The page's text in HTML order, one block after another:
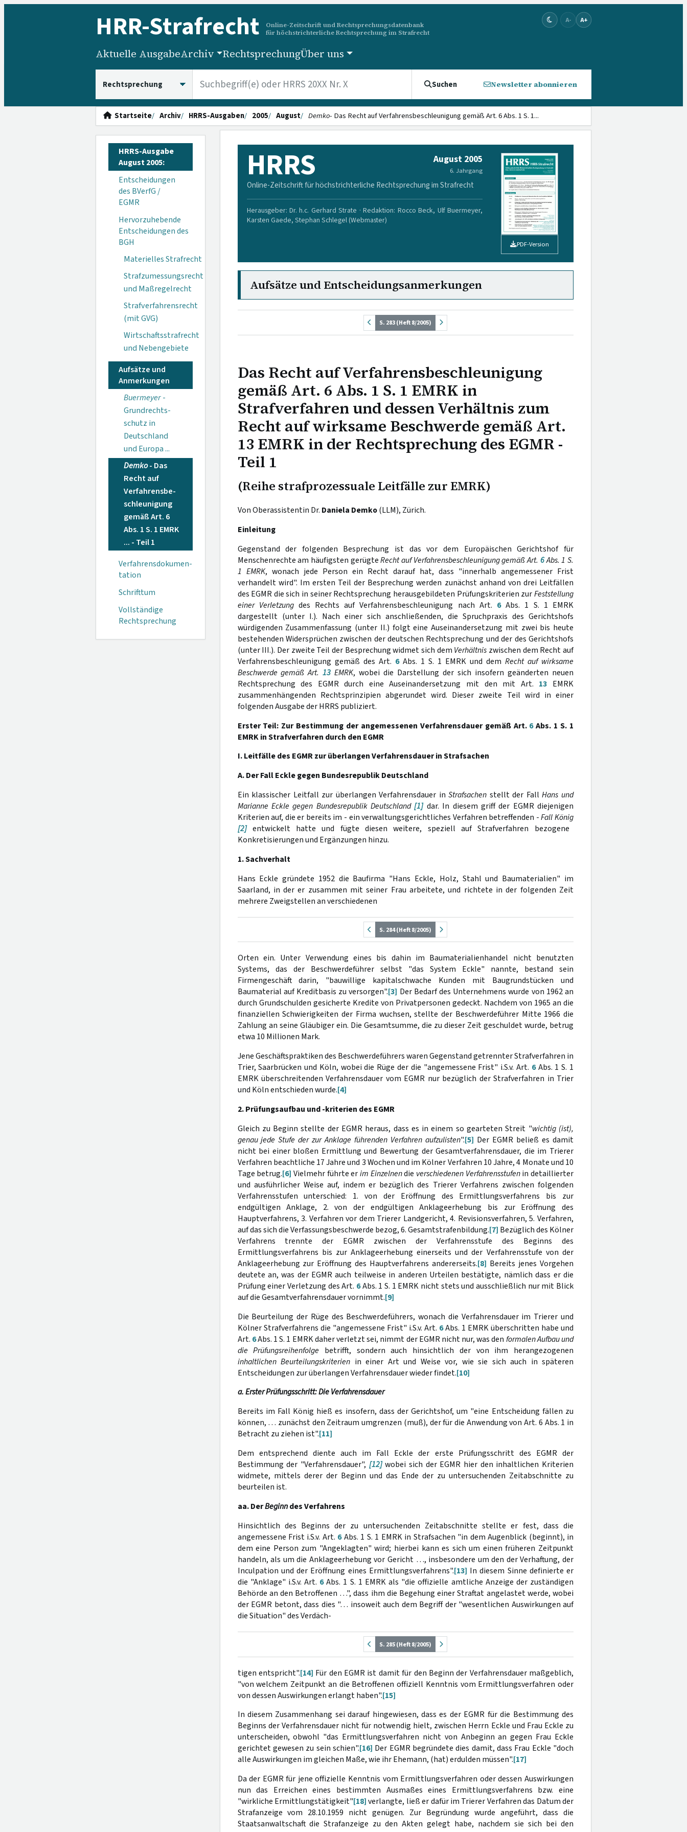
HRR-Strafrecht
Online-Zeitschrift und Rechtsprechungsdatenbank
für höchstrichterliche Rechtsprechung im Strafrecht
A- A+
Aktuelle AusgabeArchiv RechtsprechungÜber uns
Suchen Newsletter abonnieren
Startseite Archiv HRRS-Ausgaben 2005 August Demko- Das Recht auf Verfahrensbe­schleunigung ge­mäß Art. 6 Abs. 1 S. 1...
HRRS-Ausgabe
August 2005:
Entscheidungen
des BVerfG /
EGMR
Hervorzuhebende
Entscheidungen des
BGH
Materielles Strafrecht
Strafzumessungsrecht
und Maßregelrecht
Strafverfahrensrecht
(mit GVG)
Wirtschaftsstrafrecht
und Nebengebiete
Aufsätze und
Anmerkungen
Buermeyer-
Grundrechts­
schutz in
Deutsch­land
und Europa ...
Demko- Das
Recht auf
Verfahrensbe­
schleunigung
ge­mäß Art. 6
Abs. 1 S. 1 EMRK
... - Teil 1
Verfahrensdokumen­
tation
Schrifttum
Vollständige
Rechtsprechung
HRRS August 2005
6. Jahrgang
Online-Zeitschrift für höchstrichterliche Rechtsprechung im Strafrecht
Herausgeber: Dr. h.c. Gerhard Strate · Redaktion: Rocco Beck, Ulf Buermeyer,
Karsten Gaede, Stephan Schlegel (Webmaster)
PDF-Version
Aufsätze und Entscheidungsanmerkungen
S. 283 (Heft 8/2005)
Das Recht auf Verfahrensbeschleunigung
gemäß Art. 6 Abs. 1 S. 1 EMRK in
Strafverfahren und dessen Verhältnis zum
Recht auf wirksame Beschwerde gemäß Art.
13 EMRK in der Rechtsprechung des EGMR -
Teil 1
(Reihe strafprozessuale Leitfälle zur EMRK)
Von Oberassistentin Dr. Daniela Demko(LLM), Zürich.
Einleitung
Gegenstand der folgenden Besprechung ist das vor dem Europäischen Gerichtshof für
Menschenrechte am häufigsten gerügteRecht auf Verfahrensbeschleunigung gemäß Art. 6Abs. 1 S.
1 EMRK, wonach jede Person ein Recht darauf hat, dass "innerhalb angemessener Frist
verhandelt wird". Im ersten Teil der Besprechung werden zunächst anhand von drei Leitfällen
des EGMR die sich in seiner Rechtsprechung herausgebildeten Prüfungskriterien zurFeststellung
einer Verletzung des Rechts auf Verfahrensbeschleunigung nach Art. 6Abs. 1 S. 1 EMRK
dargestellt (unter I.). Nach einer sich anschließenden, die Spruchpraxis des Gerichtshofs
würdigenden Zusammenfassung (unter II.) folgt eine Auseinandersetzung mit zwei bis heute
bestehenden Widersprüchen zwischen der deutschen Rechtsprechung und der des Gerichtshofs
(unter III.). Der zweite Teil der Besprechung widmet sich dem Verhältnis zwischen dem Recht auf
Verfahrensbeschleunigung gemäß des Art. 6Abs. 1 S. 1 EMRK und dem Recht auf wirksame
Beschwerde gemäß Art.13 EMRK, wobei die Darstellung der sich insofern geänderten neuen
Rechtsprechung des EGMR durch eine Auseinandersetzung mit den mit Art. 13 EMRK
zusammenhängenden Rechtsprinzipien abgerundet wird. Dieser zweite Teil wird in einer
folgenden Ausgabe der HRRS publiziert.
Erster Teil: Zur Bestimmung der angemessenen Verfahrensdauer gemäß Art. 6Abs. 1 S. 1
EMRK in Strafverfahren durch den EGMR
I. Leitfälle des EGMR zur überlangen Verfahrensdauer in Strafsachen
A. Der Fall Eckle gegen Bundesrepublik Deutschland
Ein klassischer Leitfall zur überlangen Verfahrensdauer inStrafsachen stellt der FallHans und
Marianne Eckle gegen Bundesrepublik Deutschland [1] dar. In diesem griff der EGMR diejenigen
Kriterien auf, die er bereits im - ein verwaltungsgerichtliches Verfahren betreffenden -Fall König
[2] entwickelt hatte und fügte diesen weitere, speziell auf Strafverfahren bezogene
Konkretisierungen und Ergänzungen hinzu.
1. Sachverhalt
Hans Eckle gründete 1952 die Baufirma "Hans Eckle, Holz, Stahl und Baumaterialien" im
Saarland, in der er zusammen mit seiner Frau arbeitete, und richtete in der folgenden Zeit
mehrere Zweigstellen an verschiedenen
S. 284 (Heft 8/2005)
Orten ein. Unter Verwendung eines bis dahin im Baumaterialienhandel nicht benutzten
Systems, das der Beschwerdeführer selbst "das System Eckle" nannte, bestand sein
Firmengeschäft darin, "bauwillige kapitalschwache Kunden mit Baugrundstücken und
Baumaterial auf Kreditbasis zu versorgen".[3] Der Bedarf des Unternehmens wurde von 1962 an
durch Grundschulden gesicherte Kredite von Privatpersonen gedeckt. Nachdem von 1965 an die
finanziellen Schwierigkeiten der Firma wuchsen, stellte der Beschwerdeführer Mitte 1966 die
Zahlung an seine Gläubiger ein. Die Gesamtsumme, die zu dieser Zeit geschuldet wurde, betrug
etwa 10 Millionen Mark.
Jene Geschäftspraktiken des Beschwerdeführers waren Gegenstand getrennter Strafverfahren in
Trier, Saarbrücken und Köln, wobei die Rüge der die "angemessene Frist" i.S.v. Art. 6Abs. 1 S. 1
EMRK überschreitenden Verfahrensdauer vom EGMR nur bezüglich der Strafverfahren in Trier
und Köln entschieden wurde.[4]
2. Prüfungsaufbau und -kriterien des EGMR
Gleich zu Beginn stellte der EGMR heraus, dass es in einem so gearteten Streit "wichtig (ist),
genau jede Stufe der zur Anklage führenden Verfahren aufzulisten".[5] Der EGMR beließ es damit
nicht bei einer bloßen Ermittlung und Bewertung der Gesamtverfahrensdauer, die im Trierer
Verfahren beachtliche 17 Jahre und 3 Wochen und im Kölner Verfahren 10 Jahre, 4 Monate und 10
Tage betrug.[6] Vielmehr führte erim Einzelnendie verschiedenen Verfahrensstufenin detaillierter
und ausführlicher Weise auf, indem er bezüglich des Trierer Verfahrens zwischen folgenden
Verfahrensstufen unterschied: 1. von der Eröffnung des Ermittlungsverfahrens bis zur
endgültigen Anklage, 2. von der endgültigen Anklageerhebung bis zur Eröffnung des
Hauptverfahrens, 3. Verfahren vor dem Trierer Landgericht, 4. Revisionsverfahren, 5. Verfahren,
auf das sich die Verfassungsbeschwerde bezog, 6. Gesamtstrafenbildung.[7] Bezüglich des Kölner
Verfahrens trennte der EGMR zwischen der Verfahrensstufe des Beginns des
Ermittlungsverfahrens bis zur Anklageerhebung einerseits und der Verfahrensstufe von der
Anklageerhebung zur Eröffnung des Hauptverfahrens andererseits.[8] Bereits jenes Vorgehen
deutete an, was der EGMR auch teilweise in anderen Urteilen bestätigte, nämlich dass er die
Prüfung einer Verletzung des Art. 6Abs. 1 S. 1 EMRK nicht stets und ausschließlich nur mit Blick
auf die Gesamtverfahrensdauer vornimmt.[9]
Die Beurteilung der Rüge des Beschwerdeführers, wonach die Verfahrensdauer im Trierer und
Kölner Strafverfahrens die "angemessene Frist" i.S.v. Art. 6Abs. 1 EMRK überschritten habe und
Art. 6Abs. 1 S. 1 EMRK daher verletzt sei, nimmt der EGMR nicht nur, was den formalen Aufbau und
die Prüfungsreihenfolge betrifft, sondern auch hinsichtlich der von ihm herangezogenen
inhaltlichen Beurteilungskriterien in einer Art und Weise vor, wie sie sich auch in späteren
Entscheidungen zur überlangen Verfahrensdauer wieder findet.[10]
a. Erster Prüfungsschritt: Die Verfahrensdauer
Bereits im Fall König hieß es insofern, dass der Gerichtshof, um "eine Entscheidung fällen zu
können, … zunächst den Zeitraum umgrenzen (muß), der für die Anwendung von Art. 6 Abs. 1 in
Betracht zu ziehen ist".[11]
Dem entsprechend diente auch im Fall Eckle der erste Prüfungsschritt des EGMR der
Bestimmung der "Verfahrensdauer", [12] wobei sich der EGMR hier den inhaltlichen Kriterien
widmete, mittels derer der Beginn und das Ende der zu untersuchenden Zeitabschnitte zu
beurteilen ist.
aa. DerBeginndes Verfahrens
Hinsichtlich des Beginns der zu untersuchenden Zeitabschnitte stellte er fest, dass die
angemessene Frist i.S.v. Art. 6Abs. 1 S. 1 EMRK in Strafsachen "in dem Augenblick (beginnt), in
dem eine Person zum "Angeklagten" wird; hierbei kann es sich um einen früheren Zeitpunkt
handeln, als um die Anklageerhebung vor Gericht …, insbesondere um den der Verhaftung, der
Inculpation und der Eröffnung eines Ermittlungsverfahrens".[13] In diesem Sinne definierte er
die "Anklage" i.S.v. Art. 6Abs. 1 S. 1 EMRK als "die offizielle amtliche Anzeige der zuständigen
Behörde an den Betroffenen …", dass ihm die Begehung einer Straftat angelastet werde, wobei
der EGMR betont, dass dies "… insoweit auch dem Begriff der "wesentlichen Auswirkungen auf
die Situation" des Verdäch-
S. 285 (Heft 8/2005)
tigen entspricht".[14] Für den EGMR ist damit für den Beginn der Verfahrensdauer maßgeblich,
"von welchem Zeitpunkt an die Betroffenen offiziell Kenntnis vom Ermittlungsverfahren oder
von dessen Auswirkungen erlangt haben".[15]
In diesem Zusammenhang sei darauf hingewiesen, dass es der EGMR für die Bestimmung des
Beginns der Verfahrensdauer nicht für notwendig hielt, zwischen Herrn Eckle und Frau Eckle zu
unterscheiden, obwohl "das Ermittlungsverfahren nicht von Anbeginn an gegen Frau Eckle
gerichtet gewesen zu sein schien".[16] Der EGMR begründete dies damit, dass Frau Eckle "doch
alle Auswirkungen im gleichen Maße, wie ihr Ehemann, (hat) erdulden müssen".[17]
Da der EGMR für jene offizielle Kenntnis vom Ermittlungsverfahren oder dessen Auswirkungen
nun das Erreichen eines bestimmten Ausmaßes eines Ermittlungsverfahrens bzw. eine
"wirkliche Ermittlungstätigkeit"[18]verlangte, ließ er dafür im Trierer Verfahren das Datum der
Strafanzeige vom 28.10.1959 nicht genügen. Zur Begründung wurde angeführt, dass die
Staatsanwaltschaft die Strafanzeige zu den Akten gelegt habe, nachdem sie sich bei den